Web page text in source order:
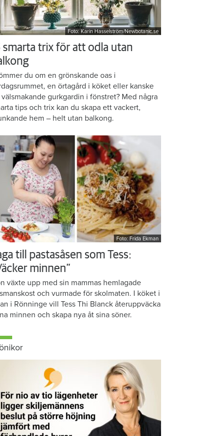
Foto: Karin Hasselström/Newbotanic.se
smarta trix för att odla utan
du om en grönskande oas i
en örtagård i köket eller kanske
gurkgardin i fönstret? Med några
tips och trix kan du skapa ett vackert,
hem – helt utan balkong.
Foto: Frida Ekman
till pastasåsen som Tess:
minnen”
växte upp med sin mammas hemlagade
och vurmade för skolmaten. I köket i
i Rönninge vill Tess Thi Blanck återuppväcka
minnen och skapa nya åt sina söner.